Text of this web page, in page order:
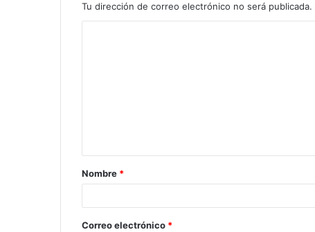
Tu dirección de correo electrónico no será publicada.
Nombre *
Correo electrónico *